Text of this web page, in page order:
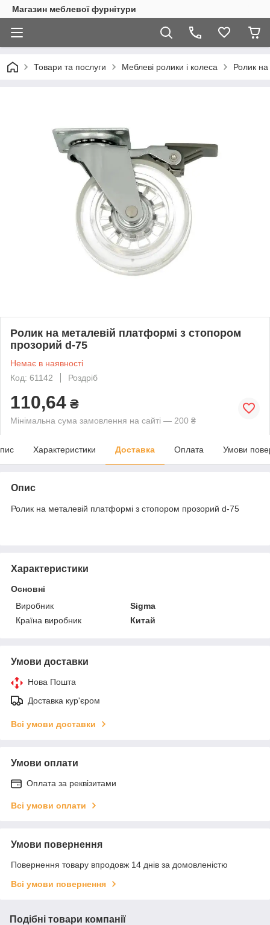
Магазин меблевої фурнітури
Товари та послуги Меблеві ролики і колеса Ролик
Ролик на металевій платформі з стопором
прозорий d-75
Немає в наявності
Код: 61142
Роздріб
110,64 ₴
Мінімальна сума замовлення на сайті — 200 ₴
Характеристики Доставка Оплата Умови
Опис
Ролик на металевій платформі з стопором прозорий d-75
Характеристики
Основні
Виробник
Sigma
Країна виробник
Китай
Умови доставки
Нова Пошта
Доставка кур'єром
Всі умови доставки
Умови оплати
Оплата за реквізитами
Всі умови оплати
Умови повернення
Повернення товару впродовж 14 днів за домовленістю
Всі умови повернення
Подібні товари компанії